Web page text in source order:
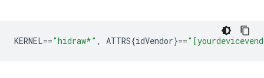
KERNEL=="hidraw*" , ATTRS{idVendor}==